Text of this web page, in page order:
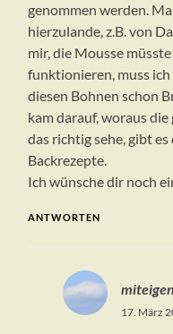
genommen werden.
hierzulande, z.B. von
mir, die Mousse
funktionieren, muss
diesen Bohnen schon
kam darauf, woraus
das richtig sehe, gibt
Backrezepte.
Ich wünsche dir noch
ANTWORTEN
17. März